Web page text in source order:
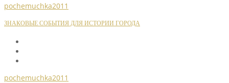
pochemuchka2011
ЗНАКОВЫЕ СОБЫТИЯ ДЛЯ ИСТОРИИ ГОРОДА
pochemuchka2011